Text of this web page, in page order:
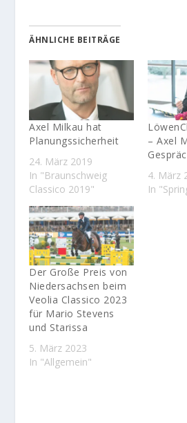
ÄHNLICHE BEITRÄGE
Axel Milkau hat
Planungssicherheit
24. März 2019
In "Braunschweig
Classico 2019"
– Axel
4. März
In
Der Große Preis von
Niedersachsen beim
Veolia Classico 2023
für Mario Stevens
und Starissa
5. März 2023
In "Allgemein"